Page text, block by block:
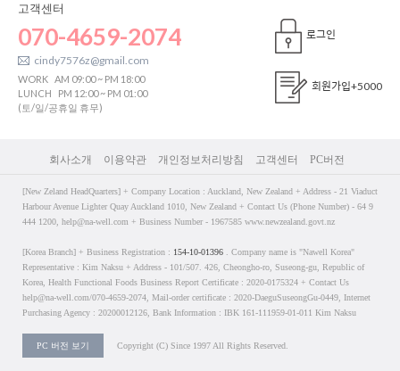
고객센터
070-4659-2074
cindy7576z@gmail.com
WORK AM 09:00 ~ PM 18:00
LUNCH
PM 12:00 ~ PM 01:00
(토/일/공휴일 휴무)
로그인
회원가입+5000
회사소개 이용약관 개인정보처리방침 고객센터 PC버전
[New Zeland HeadQuarters] + Company Location : Auckland, New Zealand + Address - 21 Viaduct
Harbour Avenue Lighter Quay Auckland 1010, New Zealand + Contact Us (Phone Number) - 64 9
444 1200, help@na-well.com + Business Number - 1967585 www.newzealand.govt.nz
[Korea Branch] + Business Registration : 154-10-01396
. Company name is "Nawell Korea"
Representative : Kim Naksu + Address - 101/507. 426, Cheongho-ro, Suseong-gu, Republic of
Korea, Health Functional Foods Business Report Certificate : 2020-0175324 + Contact Us
help@na-well.com/070-4659-2074, Mail-order certificate : 2020-DaeguSuseongGu-0449, Internet
Purchasing Agency : 20200012126, Bank Information : IBK 161-111959-01-011 Kim Naksu
PC 버전 보기 Copyright (C) Since 1997 All Rights Reserved.